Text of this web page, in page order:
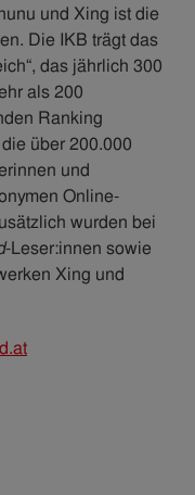
und Xing ist die
Die IKB trägt das
das jährlich 300
als 200
Ranking
über 200.000
und
Online-
wurden bei
-Leser:innen sowie
Xing und